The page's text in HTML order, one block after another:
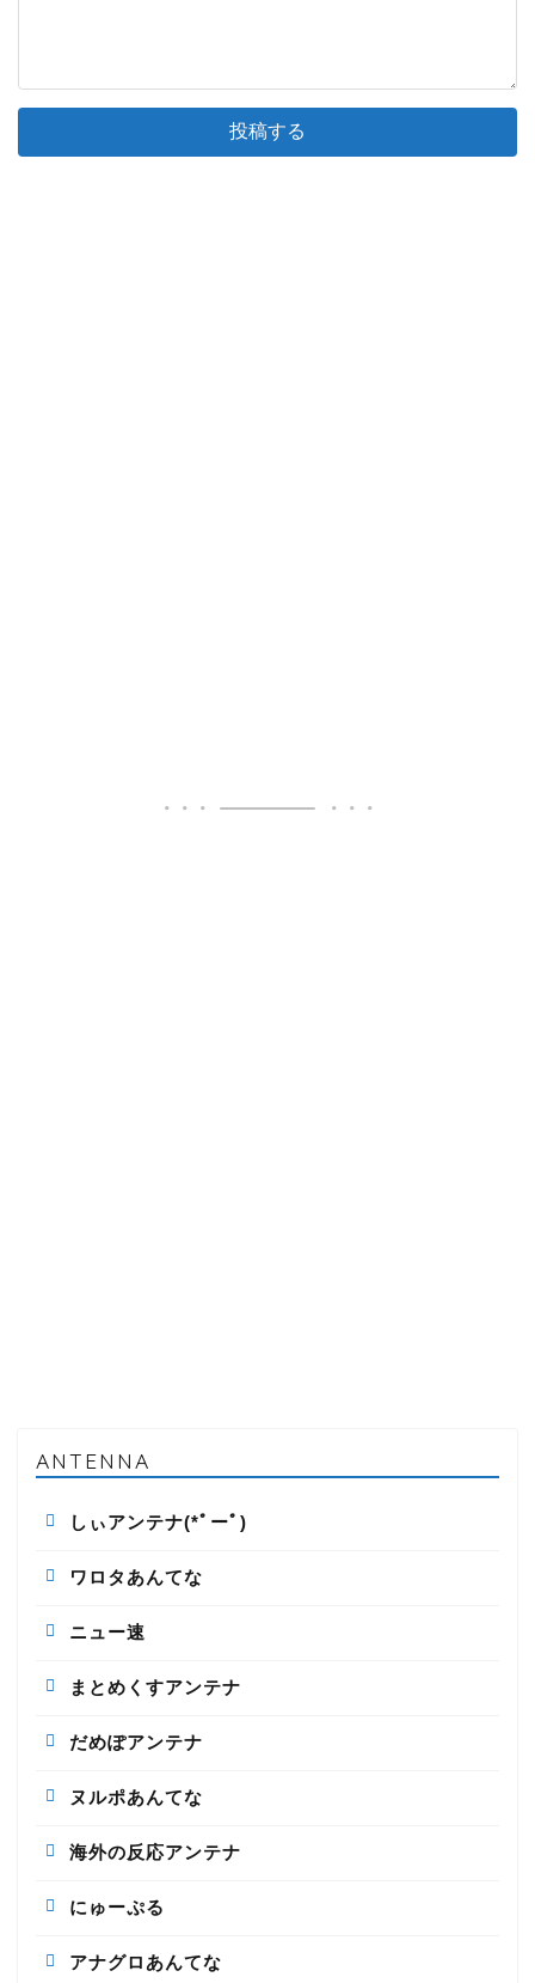
ANTENNA
しぃアンテナ(*ﾟーﾟ)
ワロタあんてな
ニュー速
まとめくすアンテナ
だめぽアンテナ
ヌルポあんてな
海外の反応アンテナ
にゅーぷる
アナグロあんてな